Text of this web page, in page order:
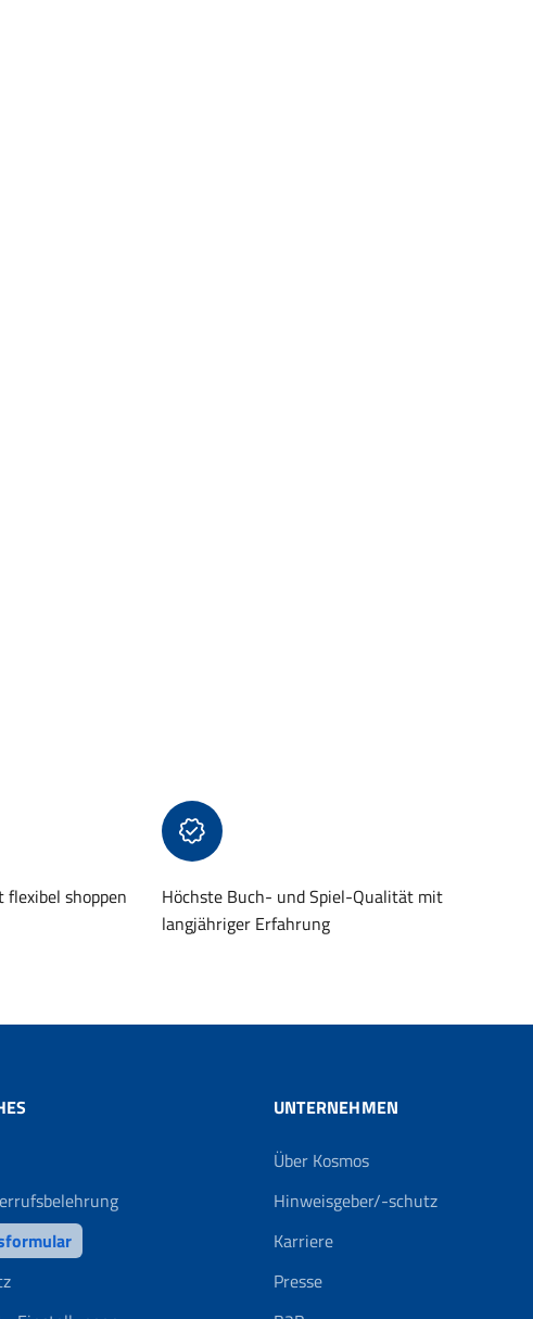
shoppen
Höchste Buch- und Spiel-Qualität mit
langjähriger Erfahrung
UNTERNEHMEN
Über Kosmos
Hinweisgeber/-schutz
Karriere
Presse